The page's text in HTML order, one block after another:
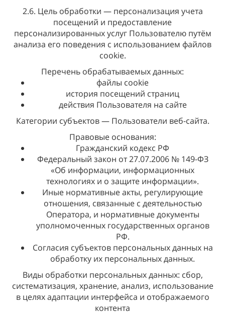
2.6. Цель обработки — персонализация учета
посещений и предоставление
персонализированных услуг Пользователю путём
анализа его поведения с использованием файлов
cookie.
Перечень обрабатываемых данных:
файлы cookie
история посещений страниц
действия Пользователя на сайте
Категории субъектов — Пользователи веб-сайта.
Правовые основания:
Гражданский кодекс РФ
Федеральный закон от 27.07.2006 № 149-ФЗ
«Об информации, информационных
технологиях и о защите информации».
Иные нормативные акты, регулирующие
отношения, связанные с деятельностью
Оператора, и нормативные документы
уполномоченных государственных органов
РФ.
Согласия субъектов персональных данных на
обработку их персональных данных.
Виды обработки персональных данных: сбор,
систематизация, хранение, анализ, использование
в целях адаптации интерфейса и отображаемого
контента